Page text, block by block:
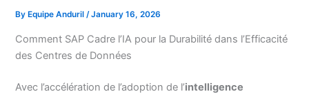
By Equipe Anduril/January 16, 2026
Comment SAP Cadre l’IA pour la Durabilité dans l’Efficacité
des Centres de Données
Avec l’accélération de l’adoption de l’intelligence